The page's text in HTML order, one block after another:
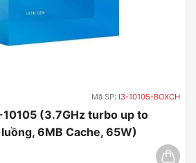
Suất Làm Mát:
Mã SP: I3-10105-BOXCH
(3.7GHz turbo up to
6MB Cache, 65W)